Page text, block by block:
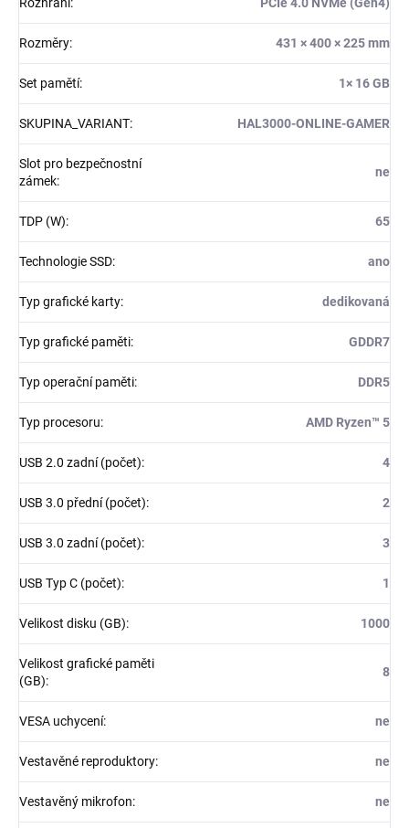
Rozměry: 431 × 400 × 225 mm
Set pamětí: 1× 16 GB
SKUPINA_VARIANT: HAL3000-ONLINE-GAMER
Slot pro bezpečnostní
zámek:
ne
TDP (W): 65
Technologie SSD: ano
Typ grafické karty: dedikovaná
Typ grafické paměti: GDDR7
Typ operační paměti: DDR5
Typ procesoru: AMD Ryzen™ 5
USB 2.0 zadní (počet): 4
USB 3.0 přední (počet): 2
USB 3.0 zadní (počet): 3
USB Typ C (počet): 1
Velikost disku (GB): 1000
Velikost grafické paměti
(GB):
8
VESA uchycení: ne
Vestavěné reproduktory: ne
Vestavěný mikrofon: ne